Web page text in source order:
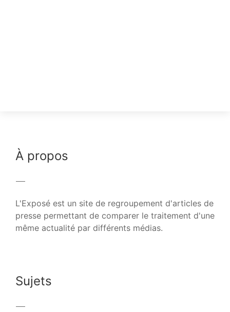
À propos
L'Exposé est un site de regroupement d'articles de
presse permettant de comparer le traitement d'une
même actualité par différents médias.
Sujets